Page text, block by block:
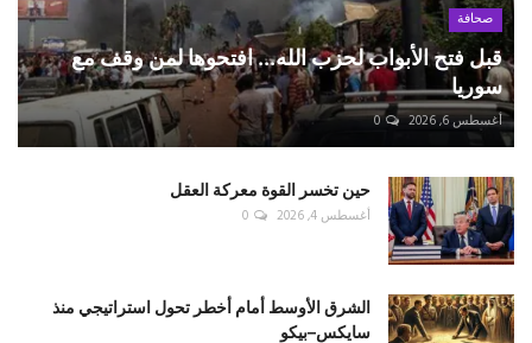
صحافة
قبل فتح الأبواب لحزب الله... افتحوها لمن وقف مع
سوريا
أغسطس 6, 2026 0
حين تخسر القوة معركة العقل
أغسطس 4, 2026 0
الشرق الأوسط أمام أخطر تحول استراتيجي منذ
سايكس–بيكو